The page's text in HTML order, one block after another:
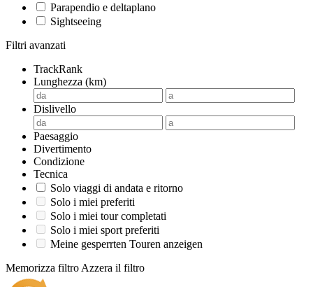
Parapendio e deltaplano
Sightseeing
Filtri avanzati
TrackRank
Lunghezza (km)
Dislivello
Paesaggio
Divertimento
Condizione
Tecnica
Solo viaggi di andata e ritorno
Solo i miei preferiti
Solo i miei tour completati
Solo i miei sport preferiti
Meine gesperrten Touren anzeigen
Memorizza filtro Azzera il filtro